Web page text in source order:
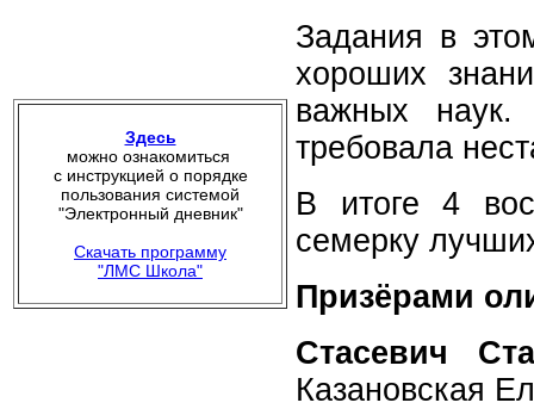
Здесь
можно ознакомиться
с инструкцией о порядке
пользования системой
"Электронный дневник"
Скачать программу
"ЛМС Школа"
Задания в
хороших
важных
требовала
В итоге 4
семерку
Призёрами
Стасевич
Казановская